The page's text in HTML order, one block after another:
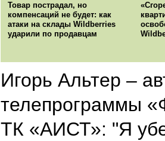
Товар пострадал, но
компенсаций не будет: как
атаки на склады Wildberries
ударили по продавцам
Игорь Альтер –
телепрограммы
ТК «АИСТ»: "Я